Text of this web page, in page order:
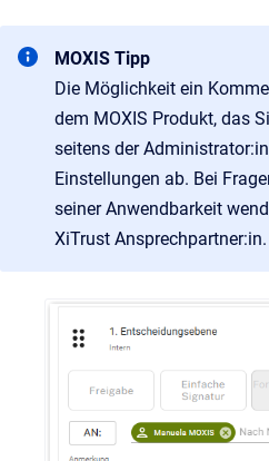
MOXIS Tipp
Die Möglichkeit ein
dem MOXIS Produkt, das
seitens der
Einstellungen ab. Bei
seiner Anwendbarkeit
XiTrust Ansprechpartner:in.